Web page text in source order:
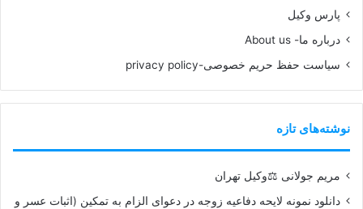
پارس وکیل
درباره ما- About us
سیاست حفظ حریم خصوصی-privacy policy
نوشته‌های تازه
مریم جولانی ⚖️وکیل تهران
دانلود نمونه لایحه دفاعیه زوجه در دعوای الزام به تمکین (اثبات عسر و